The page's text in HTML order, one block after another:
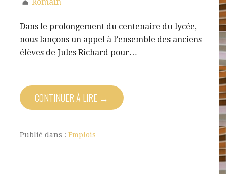
Romain
Dans le prolongement du centenaire du lycée,
nous lançons un appel à l’ensemble des anciens
élèves de Jules Richard pour…
CONTINUER À LIRE →
Publié dans : Emplois